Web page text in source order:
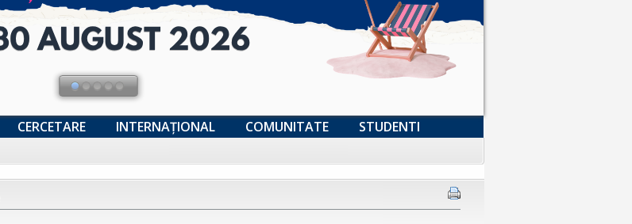
CERCETARE INTERNAȚIONAL COMUNITATE STUDENTI